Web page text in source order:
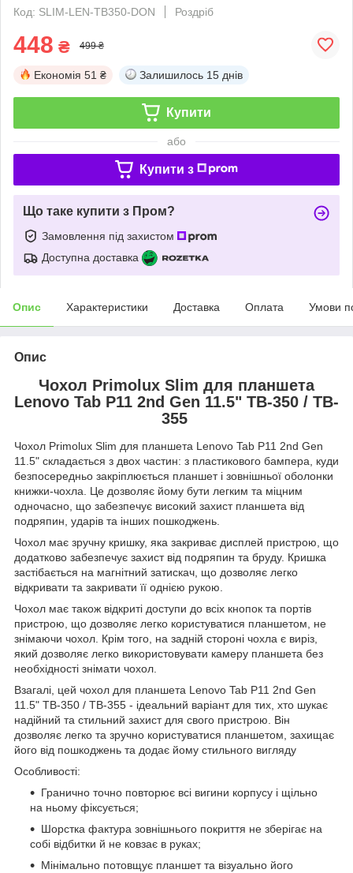
Код: SLIM-LEN-TB350-DON
Роздріб
448 ₴ 499 ₴
Економія 51 ₴ Залишилось 15 днів
Купити
або
Купити з
Що таке купити з Пром?
Замовлення під захистом
Доступна доставка
Опис Характеристики Доставка Оплата Умови
Опис
Чохол Primolux Slim для планшета
Lenovo Tab P11 2nd Gen 11.5" TB-350 / TB-
355
Чохол Primolux Slim для планшета Lenovo Tab P11 2nd Gen
11.5" складається з двох частин: з пластикового бампера, куди
безпосередньо закріплюється планшет і зовнішньої оболонки
книжки-чохла. Це дозволяє йому бути легким та міцним
одночасно, що забезпечує високий захист планшета від
подряпин, ударів та інших пошкоджень.
Чохол має зручну кришку, яка закриває дисплей пристрою, що
додатково забезпечує захист від подряпин та бруду. Кришка
застібається на магнітний затискач, що дозволяє легко
відкривати та закривати її однією рукою.
Чохол має також відкриті доступи до всіх кнопок та портів
пристрою, що дозволяє легко користуватися планшетом, не
знімаючи чохол. Крім того, на задній стороні чохла є виріз,
який дозволяє легко використовувати камеру планшета без
необхідності знімати чохол.
Взагалі, цей чохол для планшета Lenovo Tab P11 2nd Gen
11.5" TB-350 / TB-355 - ідеальний варіант для тих, хто шукає
надійний та стильний захист для свого пристрою. Він
дозволяє легко та зручно користуватися планшетом, захищає
його від пошкоджень та додає йому стильного вигляду
Особливості:
Гранично точно повторює всі вигини корпусу і щільно
на ньому фіксується;
Шорстка фактура зовнішнього покриття не зберігає на
собі відбитки й не ковзає в руках;
Мінімально потовщує планшет та візуально його